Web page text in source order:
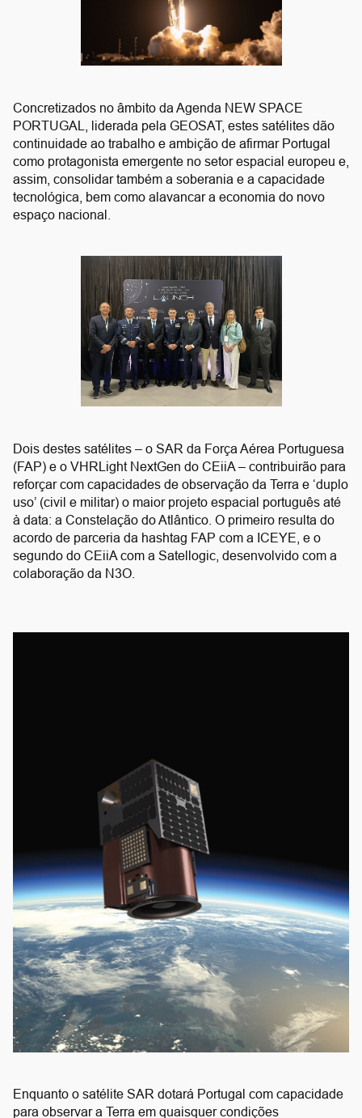
Concretizados no âmbito da Agenda NEW SPACE
PORTUGAL, liderada pela GEOSAT, estes satélites dão
continuidade ao trabalho e ambição de afirmar Portugal
como protagonista emergente no setor espacial europeu e,
assim, consolidar também a soberania e a capacidade
tecnológica, bem como alavancar a economia do novo
espaço nacional.
Dois destes satélites – o SAR da Força Aérea Portuguesa
(FAP) e o VHRLight NextGen do CEiiA – contribuirão para
reforçar com capacidades de observação da Terra e ‘duplo
uso’ (civil e militar) o maior projeto espacial português até
à data: a Constelação do Atlântico. O primeiro resulta do
acordo de parceria da hashtag FAP com a ICEYE, e o
segundo do CEiiA com a Satellogic, desenvolvido com a
colaboração da N3O.
Enquanto o satélite SAR dotará Portugal com capacidade
para observar a Terra em quaisquer condições